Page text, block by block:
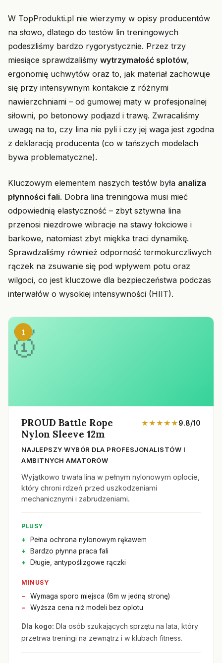
W TopProdukti.pl nie wierzymy w opisy producentów
na słowo, dlatego do testów lin treningowych
podeszliśmy bardzo rygorystycznie. Przez trzy
miesiące sprawdzaliśmy wytrzymałość splotów,
ergonomię uchwytów oraz to, jak materiał zachowuje
się przy intensywnym kontakcie z różnymi
nawierzchniami – od gumowej maty w profesjonalnej
siłowni, po betonowy podjazd i trawę. Zwracaliśmy
uwagę na to, czy lina nie pyli i czy jej waga jest zgodna
z deklaracją producenta (co w tańszych modelach
bywa problematyczne).
Kluczowym elementem naszych testów była analiza
płynności fali. Dobra lina treningowa musi mieć
odpowiednią elastyczność – zbyt sztywna lina
przenosi niezdrowe wibracje na stawy łokciowe i
barkowe, natomiast zbyt miękka traci dynamikę.
Sprawdzaliśmy również odporność termokurczliwych
rączek na zsuwanie się pod wpływem potu oraz
wilgoci, co jest kluczowe dla bezpieczeństwa podczas
interwałów o wysokiej intensywności (HIIT).
1
PROUD Battle Rope
Nylon Sleeve 12m
★★★★★9.8/10
NAJLEPSZY WYBÓR DLA PROFESJONALISTÓW I
AMBITNYCH AMATORÓW
Wyjątkowo trwała lina w pełnym nylonowym oplocie,
który chroni rdzeń przed uszkodzeniami
mechanicznymi i zabrudzeniami.
PLUSY
Pełna ochrona nylonowym rękawem
Bardzo płynna praca fali
Długie, antypoślizgowe rączki
MINUSY
Wymaga sporo miejsca (6m w jedną stronę)
Wyższa cena niż modeli bez oplotu
Dla kogo: Dla osób szukających sprzętu na lata, który
przetrwa treningi na zewnątrz i w klubach fitness.